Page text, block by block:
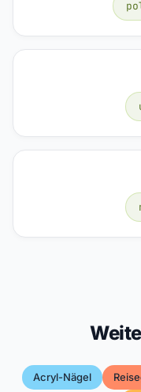
Acryl-Nägel